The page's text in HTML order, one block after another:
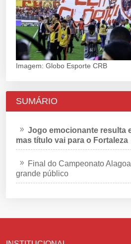
Imagem: Globo Esporte CRB
SUMÁRIO
Jogo emocionante resulta
mas título vai para o Fortaleza
Final do Campeonato
grande público